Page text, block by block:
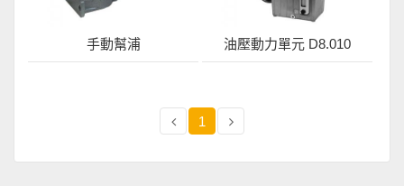
手動幫浦 油壓動力單元 D8.010
1